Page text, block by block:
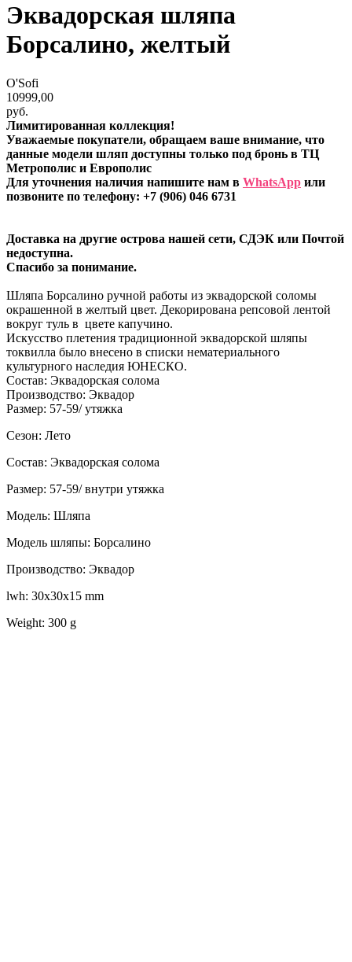
Эквадорская шляпа
Борсалино, желтый
O'Sofi
10999,00
руб.
Лимитированная коллекция!
Уважаемые покупатели, обращаем ваше внимание, что
данные модели шляп доступны только под бронь в ТЦ
Метрополис и Европолис
Для уточнения наличия напишите нам в WhatsApp или
позвоните по телефону: +7 (906) 046 6731
Доставка на другие острова нашей сети, СДЭК или Почтой
недоступна.
Спасибо за понимание.
Шляпа Борсалино ручной работы из эквадорской соломы
окрашенной в желтый цвет. Декорирована репсовой лентой
вокруг туль в цвете капучино.
Искусство плетения традиционной эквадорской шляпы
токвилла было внесено в списки нематериального
культурного наследия ЮНЕСКО.
Состав: Эквадорская солома
Производство: Эквадор
Размер: 57-59/ утяжка
Сезон: Лето
Состав: Эквадорская солома
Размер: 57-59/ внутри утяжка
Модель: Шляпа
Модель шляпы: Борсалино
Производство: Эквадор
lwh: 30x30x15 mm
Weight: 300 g